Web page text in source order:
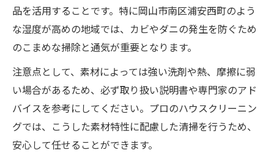
品を活用することです。特に岡山市南区浦安西町のよう
な湿度が高めの地域では、カビやダニの発生を防ぐため
のこまめな掃除と通気が重要となります。
注意点として、素材によっては強い洗剤や熱、摩擦に弱
い場合があるため、必ず取り扱い説明書や専門家のアド
バイスを参考にしてください。プロのハウスクリーニン
グでは、こうした素材特性に配慮した清掃を行うため、
安心して任せることができます。